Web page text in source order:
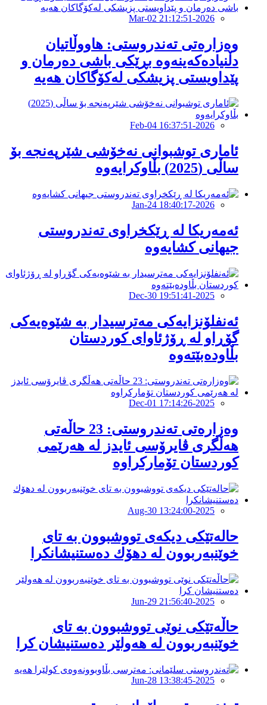
2026-Mar-02 21:12:51
وەزارەتی تەندروستی: هاووڵاتیان
دڵنیادەکەینەوە بڕێکی باشی دەرمان و
پێداویستی پزیشکی لەکۆگاکان هەیە
2026-Feb-04 16:37:51
ئاماری توشبوانی نەخۆشی شێرپەنجە بۆ
ساڵی (2025) بڵاوكرایەوە
2026-Jan-24 18:40:17
ئەمەریکا لە ڕێكخراوی تەندروستی
جیهانی كشایەوە
2025-Dec-30 19:51:41
ئەنفلۆنزایەکی مەترسیدار بە شێوەیەکی
گۆڕاو لە ڕۆژئاوای كوردستان
بڵاودەبێتەوە
2025-Dec-01 17:14:26
وەزارەتی تەندروستی: 23 حاڵەتی
هەڵگری ڤایرۆسی ئایدز لە هەرێمی
کوردستان تۆمارکراوە
2025-Aug-30 13:24:00
حالەتێکی دیکەی تووشبوون بە تای
خوێنبەربوون لە دهۆك دەستنیشانکرا
2025-Jun-29 21:56:40
حاڵەتێکی نوێی تووشبوون بە تای
خوێنبەربوون لە هەولێر دەستنیشان کرا
2025-Jun-28 13:38:45